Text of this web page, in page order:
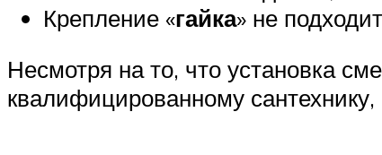
Крепление «гайка» не
Несмотря на то, что установка
квалифицированному